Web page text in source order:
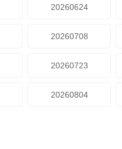
20260624
20260708
20260723
20260804